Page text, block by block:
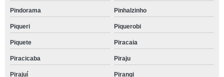
Pindorama Pinhalzinho
Piqueri Piquerobi
Piquete Piracaia
Piracicaba Piraju
Pirajuí Pirangi